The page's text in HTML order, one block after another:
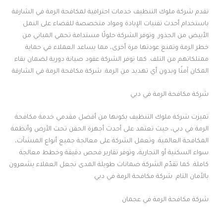
تقدم شركة ملوك التنظيف خدمات احترافية لمكافحة الرمة في الشارقة
باستخدام أحدث تقنيات الإبادة ومواد متخصصة للقضاء على النمل
الأبيض من الجذور. وتوفر الشركة حلولًا مستدامة تحمي المباني من
خطر الرمة وتمنع عودتها مرة أخرى، مما يساعد العملاء في حماية
ممتلكاتهم من التلف. كما توفر الشركة عقود صيانة دورية لضمان بقاء
المكان آمنًا وبدون أي تهديد من الرمة. شركة مكافحة الرمة في الشارقة
شركة مكافحة الرمة في دبي
تميزت شركة ملوك التنظيف بكونها من أفضل مقدمي خدمة مكافحة
الرمة في دبي، حيث تعتمد على أحدث أجهزة الحقن تحت الأرض وأنظمة
المكافحة العالمية. وتعمل الشركة على معالجة جميع أنواع المنشآت،
سواء السكنية أو التجارية، وتوفر تقارير فحص دقيقة وخطط معالجة
كاملة. كما تقدّم الشركة ضمانات طويلة المدى تجعل العملاء يشعرون
بالأمان التام. شركة مكافحة الرمة في دبي
شركة مكافحة الرمة في عجمان